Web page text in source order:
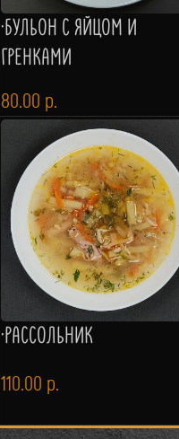
·БУЛЬОН С ЯЙЦОМ И
ГРЕНКАМИ
80.00 р.
·РАССОЛЬНИК
110.00 р.